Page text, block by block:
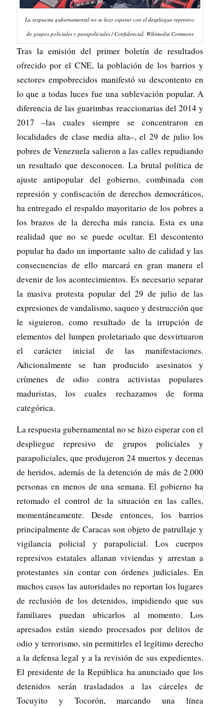
La respuesta gubernamental no se hizo esperar con el despliegue represivo
de grupos policiales y parapoliciales / Confidencial, Wikimedia Commons
Tras la emisión del primer boletín de resultados
ofrecido por el CNE, la población de los barrios y
sectores empobrecidos manifestó su descontento en
lo que a todas luces fue una sublevación popular. A
diferencia de las guarimbas reaccionarias del 2014 y
2017 –las cuales siempre se concentraron en
localidades de clase media alta–, el 29 de julio los
pobres de Venezuela salieron a las calles repudiando
un resultado que desconocen. La brutal política de
ajuste antipopular del gobierno, combinada con
represión y confiscación de derechos democráticos,
ha entregado el respaldo mayoritario de los pobres a
los brazos de la derecha más rancia. Esta es una
realidad que no se puede ocultar. El descontento
popular ha dado un importante salto de calidad y las
consecuencias de ello marcará en gran manera el
devenir de los acontecimientos. Es necesario separar
la masiva protesta popular del 29 de julio de las
expresiones de vandalismo, saqueo y destrucción que
le siguieron, como resultado de la irrupción de
elementos del lumpen proletariado que desvirtuaron
el carácter inicial de las manifestaciones.
Adicionalmente se han producido asesinatos y
crímenes de odio contra activistas populares
maduristas, los cuales rechazamos de forma
categórica.
La respuesta gubernamental no se hizo esperar con el
despliegue represivo de grupos policiales y
parapoliciales, que produjeron 24 muertos y decenas
de heridos, además de la detención de más de 2.000
personas en menos de una semana. El gobierno ha
retomado el control de la situación en las calles,
momentáneamente. Desde entonces, los barrios
principalmente de Caracas son objeto de patrullaje y
vigilancia policial y parapolicial. Los cuerpos
represivos estatales allanan viviendas y arrestan a
protestantes sin contar con órdenes judiciales. En
muchos casos las autoridades no reportan los lugares
de reclusión de los detenidos, impidiendo que sus
familiares puedan ubicarlos al momento. Los
apresados están siendo procesados por delitos de
odio y terrorismo, sin permitirles el legítimo derecho
a la defensa legal y a la revisión de sus expedientes.
El presidente de la República ha anunciado que los
detenidos serán trasladados a las cárceles de
Tocuyito y Tocorón, marcando una línea